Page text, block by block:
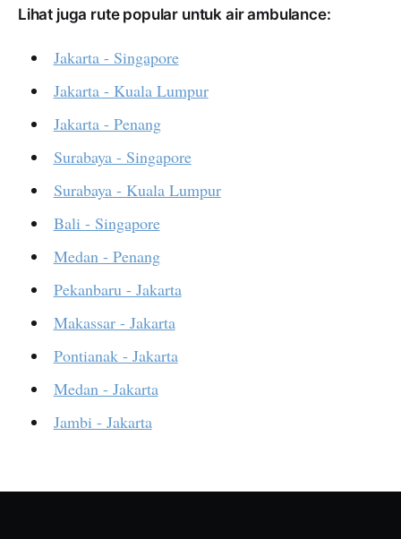
Lihat juga rute popular untuk air ambulance:
Jakarta - Singapore
Jakarta - Kuala Lumpur
Jakarta - Penang
Surabaya - Singapore
Surabaya - Kuala Lumpur
Bali - Singapore
Medan - Penang
Pekanbaru - Jakarta
Makassar - Jakarta
Pontianak - Jakarta
Medan - Jakarta
Jambi - Jakarta